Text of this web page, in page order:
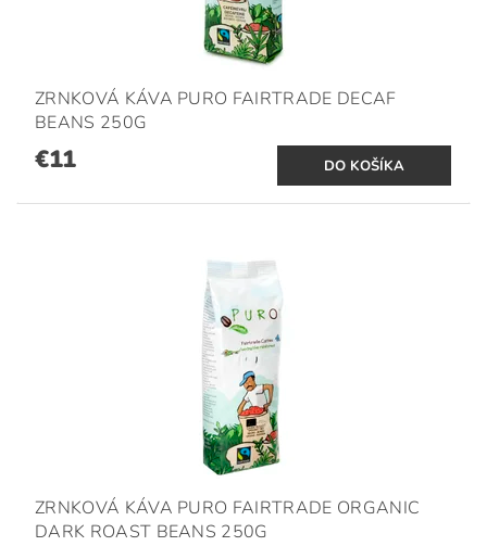
ZRNKOVÁ KÁVA PURO FAIRTRADE DECAF
BEANS 250G
€11
ZRNKOVÁ KÁVA PURO FAIRTRADE ORGANIC
DARK ROAST BEANS 250G